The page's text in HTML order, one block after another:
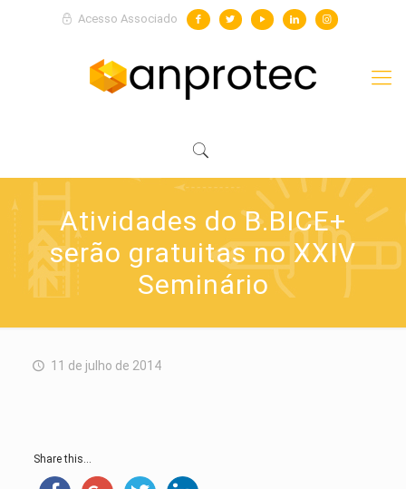
Acesso Associado
Atividades do B.BICE+
serão gratuitas no XXIV
Seminário
11 de julho de 2014
Share this...